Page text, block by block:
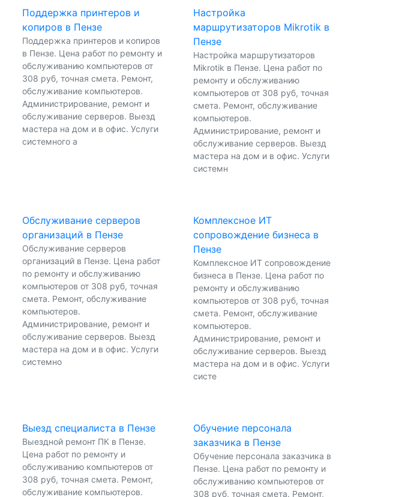
Поддержка принтеров и
копиров в Пензе
Поддержка принтеров и копиров
в Пензе. Цена работ по ремонту и
обслуживанию компьютеров от
308 руб, точная смета. Ремонт,
обслуживание компьютеров.
Администрирование, ремонт и
обслуживание серверов. Выезд
мастера на дом и в офис. Услуги
системного а
Настройка
маршрутизаторов Mikrotik в
Пензе
Настройка маршрутизаторов
Mikrotik в Пензе. Цена работ по
ремонту и обслуживанию
компьютеров от 308 руб, точная
смета. Ремонт, обслуживание
компьютеров.
Администрирование, ремонт и
обслуживание серверов. Выезд
мастера на дом и в офис. Услуги
системн
Обслуживание серверов
организаций в Пензе
Обслуживание серверов
организаций в Пензе. Цена работ
по ремонту и обслуживанию
компьютеров от 308 руб, точная
смета. Ремонт, обслуживание
компьютеров.
Администрирование, ремонт и
обслуживание серверов. Выезд
мастера на дом и в офис. Услуги
системно
Комплексное ИТ
сопровождение бизнеса в
Пензе
Комплексное ИТ сопровождение
бизнеса в Пензе. Цена работ по
ремонту и обслуживанию
компьютеров от 308 руб, точная
смета. Ремонт, обслуживание
компьютеров.
Администрирование, ремонт и
обслуживание серверов. Выезд
мастера на дом и в офис. Услуги
систе
Выезд специалиста в Пензе
Выездной ремонт ПК в Пензе.
Цена работ по ремонту и
обслуживанию компьютеров от
308 руб, точная смета. Ремонт,
обслуживание компьютеров.
Обучение персонала
заказчика в Пензе
Обучение персонала заказчика в
Пензе. Цена работ по ремонту и
обслуживанию компьютеров от
308 руб, точная смета. Ремонт,